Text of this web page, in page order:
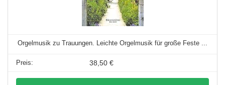
Orgelmusik zu Trauungen. Leichte Orgelmusik für große Feste ...
38,50 €